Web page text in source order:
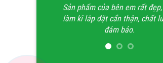
của bên em rất đẹp, Thợ
lắp đặt cẩn thận, chất lượng
Anh đã đi xem rất
trình lăng mộ đá,
trình không thấy
họ chỉ làm lăng
quan tâm đến